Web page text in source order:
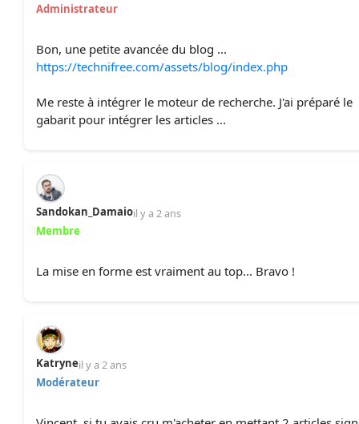
Administrateur
Bon, une petite avancée du blog ...
https://technifree.com/assets/blog/index.php
Me reste à intégrer le moteur de recherche. J'ai préparé le
gabarit pour intégrer les articles ...
Sandokan_Damaioil y a 2 ans
Membre
La mise en forme est vraiment au top... Bravo !
Katryneil y a 2 ans
Modérateur